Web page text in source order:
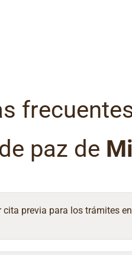
paz de
cita previa para los trámites